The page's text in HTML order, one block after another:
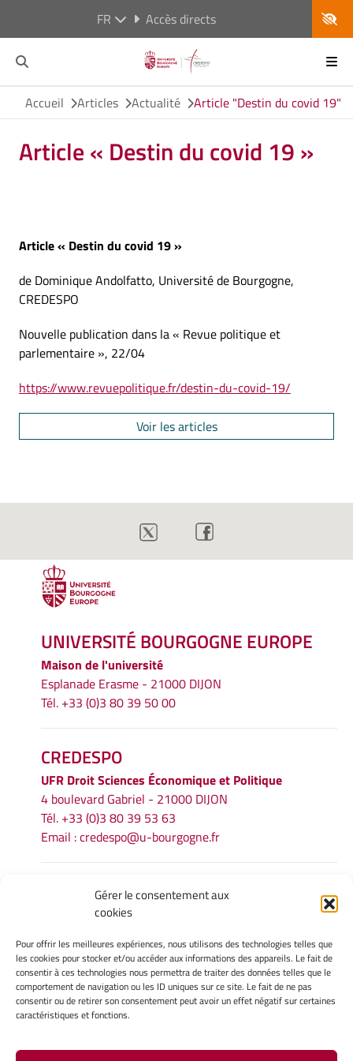
Gérer le consentement aux
cookies
Pour offrir les meilleures expériences, nous utilisons des technologies telles que
les cookies pour stocker et/ou accéder aux informations des appareils. Le fait de
consentir à ces technologies nous permettra de traiter des données telles que le
comportement de navigation ou les ID uniques sur ce site. Le fait de ne pas
consentir ou de retirer son consentement peut avoir un effet négatif sur certaines
caractéristiques et fonctions.
FR Accès directs
Accueil Articles Actualité Article "Destin du covid 19"
Article « Destin du covid 19 »
Article « Destin du covid 19 »
de Dominique Andolfatto, Université de Bourgogne,
CREDESPO
Nouvelle publication dans la « Revue politique et
parlementaire », 22/04
https://www.revuepolitique.fr/destin-du-covid-19/
Voir les articles
UNIVERSITÉ BOURGOGNE EUROPE
Maison de l'université
Esplanade Erasme - 21000 DIJON
Tél. +33 (0)3 80 39 50 00
CREDESPO
UFR Droit Sciences Économique et Politique
4 boulevard Gabriel - 21000 DIJON
Tél. +33 (0)3 80 39 53 63
Email :credespo@u-bourgogne.fr
INFORMATIONS LÉGALES
Mentions légales
Politique de cookies
Déclaration de confidentialité
Avertissement
INTRANET